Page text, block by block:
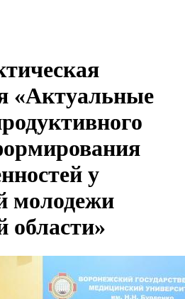
«Актуальные
у
молодежи
области»